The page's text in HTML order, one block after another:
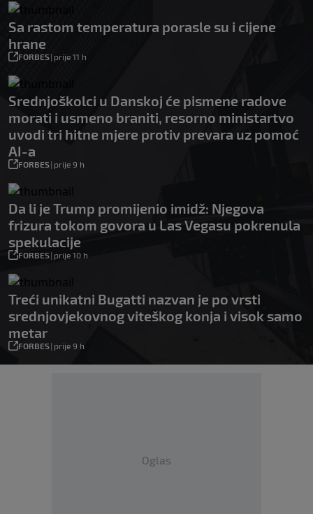
Sa rastom temperatura porasle su i cijene
hrane
FORBES| prije 11 h
Srednjoškolci u Danskoj će pismene radove
morati i usmeno braniti, resorno ministartvo
uvodi tri hitne mjere protiv prevara uz pomoć
AI-a
FORBES| prije 9 h
Da li je Trump promijenio imidž: Njegova
frizura tokom govora u Las Vegasu pokrenula
spekulacije
FORBES| prije 10 h
Treći unikatni Bugatti nazvan je po vrsti
srednjovjekovnog viteškog konja i visok samo
metar
FORBES| prije 9 h
Oglas